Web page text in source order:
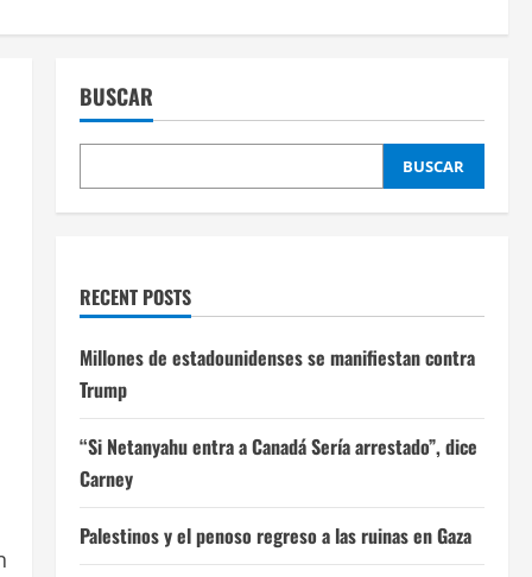
BUSCAR
BUSCAR
RECENT POSTS
Millones de estadounidenses se manifiestan contra
Trump
“Si Netanyahu entra a Canadá Sería arrestado”, dice
Carney
Palestinos y el penoso regreso a las ruinas en Gaza